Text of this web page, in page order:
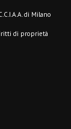
di Milano
di proprietà